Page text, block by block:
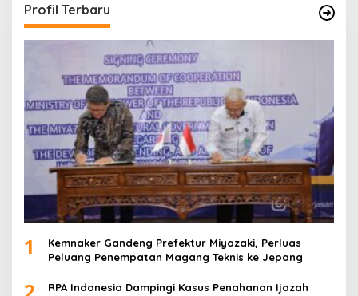
Profil Terbaru
1
Kemnaker Gandeng Prefektur Miyazaki, Perluas
Peluang Penempatan Magang Teknis ke Jepang
RPA Indonesia Dampingi Kasus Penahanan Ijazah